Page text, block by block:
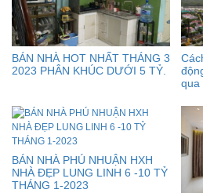
BÁN NHÀ HOT NHẤT THÁNG 3
2023 PHÂN KHÚC DƯỚI 5 TỶ.
qua
BÁN NHÀ PHÚ NHUẬN HXH
NHÀ ĐẸP LUNG LINH 6 -10 TỶ
THÁNG 1-2023